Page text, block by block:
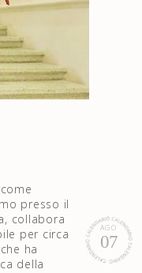
presso il
collabora
per circa
ha
della
AGO
07